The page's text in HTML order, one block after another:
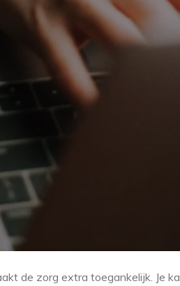
de zorg extra toegankelijk. Je